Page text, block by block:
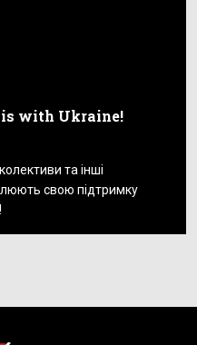
with Ukraine!
та інші
свою підтримку